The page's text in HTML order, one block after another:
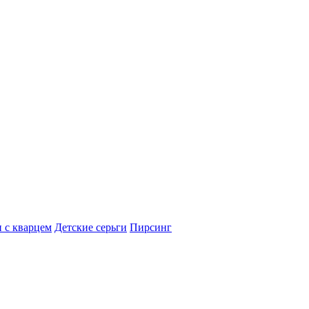
с кварцем Детские серьги Пирсинг